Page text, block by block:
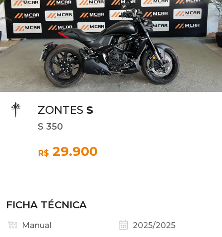
ZONTES S
S 350
R$ 29.900
FICHA TÉCNICA
Manual 2025/2025